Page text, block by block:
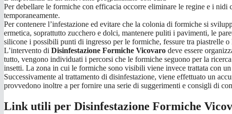
Per debellare le formiche con efficacia occorre eliminare le regine e i
temporaneamente.
Per contenere l’infestazione ed evitare che la colonia di formiche si
ermetica, soprattutto zucchero e dolci, mantenere puliti i pavimenti, le
silicone i possibili punti di ingresso per le formiche, fessure tra piastrelle
L’intervento di Disinfestazione Formiche Vicovaro deve essere
tutto, vengono individuati i percorsi che le formiche seguono per la
insetti. La zona in cui le formiche sono visibili viene invece trattata con
Successivamente al trattamento di disinfestazione, viene effettuato un
provvedono inoltre a per fornire una serie di suggerimenti e consigli di
Link utili per Disinfestazione Formiche